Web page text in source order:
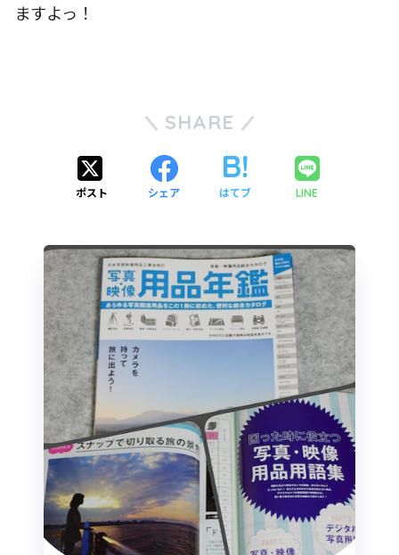
ますよっ！
SHARE
ポスト シェア はてブ LINE